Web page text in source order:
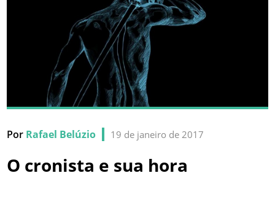
Por Rafael Belúzio 19 de janeiro de 2017
O cronista e sua hora